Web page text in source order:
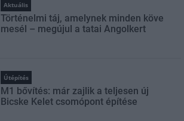
Aktuális
Történelmi táj, amelynek minden köve
mesél – megújul a tatai Angolkert
Útépítés
M1 bővítés: már zajlik a teljesen új
Bicske Kelet csomópont építése